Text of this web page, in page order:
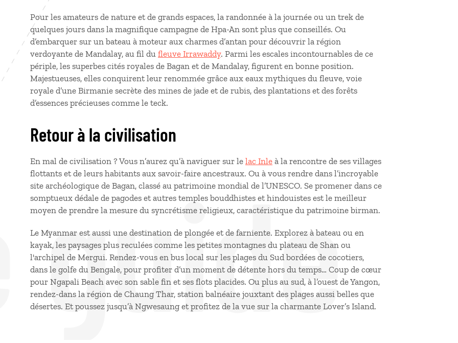
guide
Pour les amateurs de nature et de grands espaces, la randonnée à la journée ou un trek de
quelques jours dans la magnifique campagne de Hpa-An sont plus que conseillés. Ou
d’embarquer sur un bateau à moteur aux charmes d’antan pour découvrir la région
verdoyante de Mandalay, au fil du fleuve Irrawaddy. Parmi les escales incontournables de ce
périple, les superbes cités royales de Bagan et de Mandalay, figurent en bonne position.
Majestueuses, elles conquirent leur renommée grâce aux eaux mythiques du fleuve, voie
royale d’une Birmanie secrète des mines de jade et de rubis, des plantations et des forêts
d’essences précieuses comme le teck.
Retour à la civilisation
En mal de civilisation ? Vous n’aurez qu’à naviguer sur le lac Inle à la rencontre de ses villages
flottants et de leurs habitants aux savoir-faire ancestraux. Ou à vous rendre dans l’incroyable
site archéologique de Bagan, classé au patrimoine mondial de l’UNESCO. Se promener dans ce
somptueux dédale de pagodes et autres temples bouddhistes et hindouistes est le meilleur
moyen de prendre la mesure du syncrétisme religieux, caractéristique du patrimoine birman.
Le Myanmar est aussi une destination de plongée et de farniente. Explorez à bateau ou en
kayak, les paysages plus reculées comme les petites montagnes du plateau de Shan ou
l'archipel de Mergui. Rendez-vous en bus local sur les plages du Sud bordées de cocotiers,
dans le golfe du Bengale, pour profiter d’un moment de détente hors du temps… Coup de cœur
pour Ngapali Beach avec son sable fin et ses flots placides. Ou plus au sud, à l’ouest de Yangon,
rendez-dans la région de Chaung Thar, station balnéaire jouxtant des plages aussi belles que
désertes. Et poussez jusqu’à Ngwesaung et profitez de la vue sur la charmante Lover’s Island.